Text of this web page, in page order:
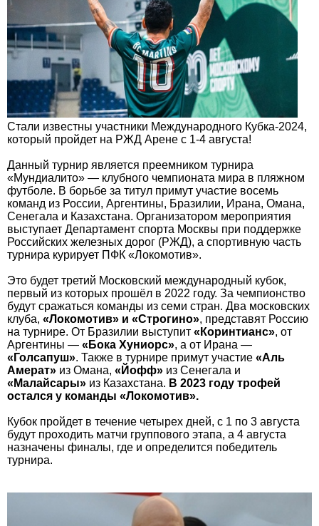
Стали известны участники Международного Кубка-2024,
который пройдет на РЖД Арене c 1-4 августа!
Данный турнир является преемником турнира
«Мундиалито» — клубного чемпионата мира в пляжном
футболе. В борьбе за титул примут участие восемь
команд из России, Аргентины, Бразилии, Ирана, Омана,
Сенегала и Казахстана. Организатором мероприятия
выступает Департамент спорта Москвы при поддержке
Российских железных дорог (РЖД), а спортивную часть
турнира курирует ПФК «Локомотив».
Это будет третий Московский международный кубок,
первый из которых прошёл в 2022 году. За чемпионство
будут сражаться команды из семи стран. Два московских
клуба, «Локомотив» и «Строгино», представят Россию
на турнире. От Бразилии выступит «Коринтианс», от
Аргентины — «Бока Хуниорс», а от Ирана —
«Голсапуш». Также в турнире примут участие «Аль
Амерат» из Омана, «Йофф» из Сенегала и
«Малайсары» из Казахстана. В 2023 году трофей
остался у команды «Локомотив».
Кубок пройдет в течение четырех дней, с 1 по 3 августа
будут проходить матчи группового этапа, а 4 августа
назначены финалы, где и определится победитель
турнира.